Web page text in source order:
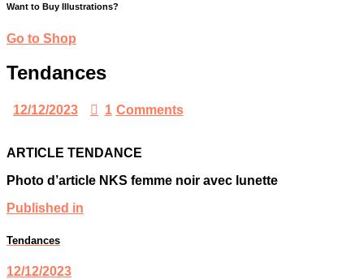
Want to Buy Illustrations?
Go to Shop
Tendances
12/12/2023 1 Comments
ARTICLE TENDANCE
Photo d’article NKS femme noir avec lunette
Published in
Tendances
12/12/2023